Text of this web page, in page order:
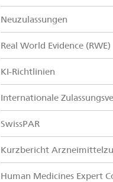
Neuzulassungen
Real World Evidence (RWE)
KI-Richtlinien
Internationale
SwissPAR
Kurzbericht
Human Medicines Expert